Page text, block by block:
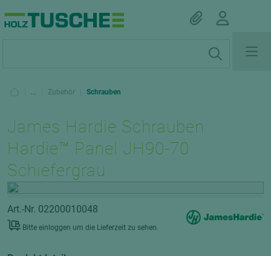
... Zubehör Schrauben
James Hardie Schrauben
Hardie™ Panel JH90-70
Schiefergrau
Art.-Nr. 02200010048
Bitte einloggen um die Lieferzeit zu sehen.